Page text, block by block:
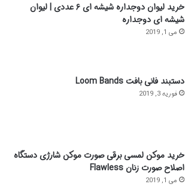
خرید لیوان دوجداره شیشه ای ۶ عددی | لیوان
شیشه ای دوجداره
می 1, 2019
دستبند فانی بافت Loom Bands
فوریه 3, 2019
خرید موکن لمسی برقی صورت موکن شارژی دستگاه
اصلاح صورت زنان Flawless
می 1, 2019